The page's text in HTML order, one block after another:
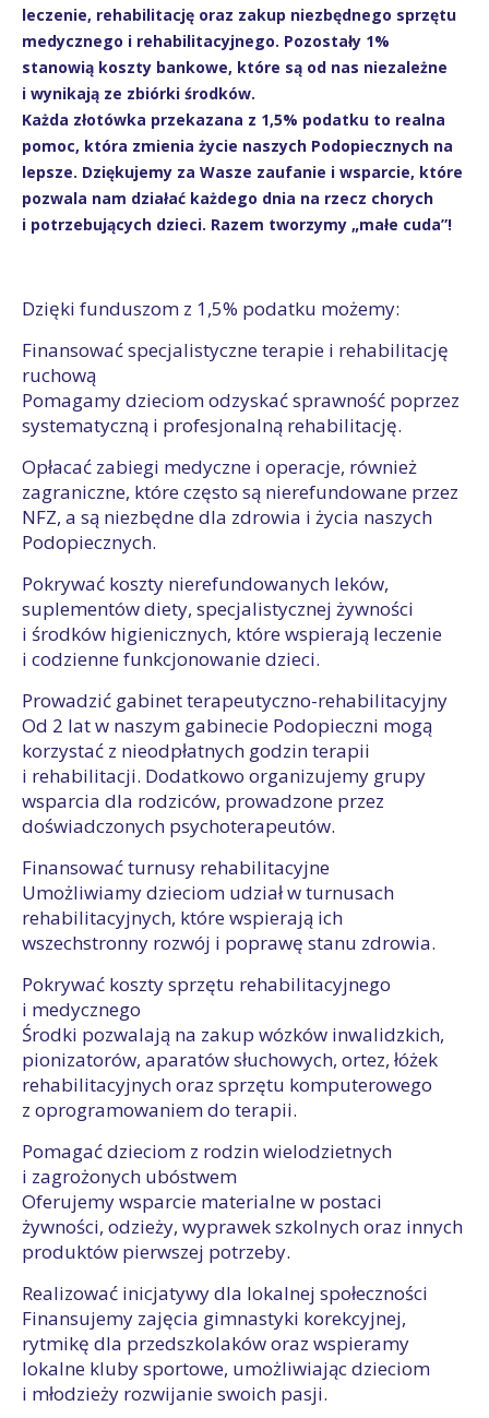
leczenie, rehabilitację oraz zakup niezbędnego sprzętu
medycznego i rehabilitacyjnego. Pozostały 1%
stanowią koszty bankowe, które są od nas niezależne
i wynikają ze zbiórki środków.
Każda złotówka przekazana z 1,5% podatku to realna
pomoc, która zmienia życie naszych Podopiecznych na
lepsze. Dziękujemy za Wasze zaufanie i wsparcie, które
pozwala nam działać każdego dnia na rzecz chorych
i potrzebujących dzieci. Razem tworzymy „małe cuda”!
Dzięki funduszom z 1,5% podatku możemy:
Finansować specjalistyczne terapie i rehabilitację
ruchową
Pomagamy dzieciom odzyskać sprawność poprzez
systematyczną i profesjonalną rehabilitację.
Opłacać zabiegi medyczne i operacje, również
zagraniczne, które często są nierefundowane przez
NFZ, a są niezbędne dla zdrowia i życia naszych
Podopiecznych.
Pokrywać koszty nierefundowanych leków,
suplementów diety, specjalistycznej żywności
i środków higienicznych, które wspierają leczenie
i codzienne funkcjonowanie dzieci.
Prowadzić gabinet terapeutyczno-rehabilitacyjny
Od 2 lat w naszym gabinecie Podopieczni mogą
korzystać z nieodpłatnych godzin terapii
i rehabilitacji. Dodatkowo organizujemy grupy
wsparcia dla rodziców, prowadzone przez
doświadczonych psychoterapeutów.
Finansować turnusy rehabilitacyjne
Umożliwiamy dzieciom udział w turnusach
rehabilitacyjnych, które wspierają ich
wszechstronny rozwój i poprawę stanu zdrowia.
Pokrywać koszty sprzętu rehabilitacyjnego
i medycznego
Środki pozwalają na zakup wózków inwalidzkich,
pionizatorów, aparatów słuchowych, ortez, łóżek
rehabilitacyjnych oraz sprzętu komputerowego
z oprogramowaniem do terapii.
Pomagać dzieciom z rodzin wielodzietnych
i zagrożonych ubóstwem
Oferujemy wsparcie materialne w postaci
żywności, odzieży, wyprawek szkolnych oraz innych
produktów pierwszej potrzeby.
Realizować inicjatywy dla lokalnej społeczności
Finansujemy zajęcia gimnastyki korekcyjnej,
rytmikę dla przedszkolaków oraz wspieramy
lokalne kluby sportowe, umożliwiając dzieciom
i młodzieży rozwijanie swoich pasji.